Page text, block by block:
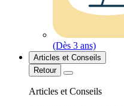
(Dès 3 ans)
Articles et Conseils
Retour
Articles et Conseils